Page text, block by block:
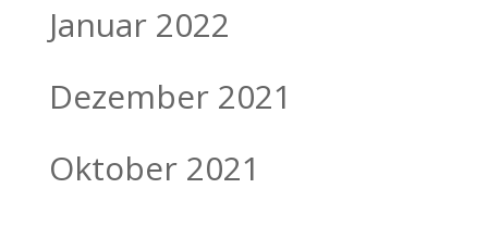
Januar 2022
Dezember 2021
Oktober 2021